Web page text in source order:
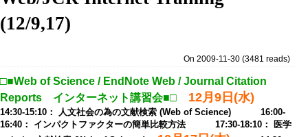
(12/9,17)
On 2009-11-30(3481 reads)
□■Web of Science / EndNote Web / Journal Citation
Reports インターネット講習会■□
12月9日(水)
14:30-15:10： 人文社会の為の文献検索 (Web of Science) 16:00-
16:40： インパクトファクターの簡単比較方法 17:30-18:10： 医学